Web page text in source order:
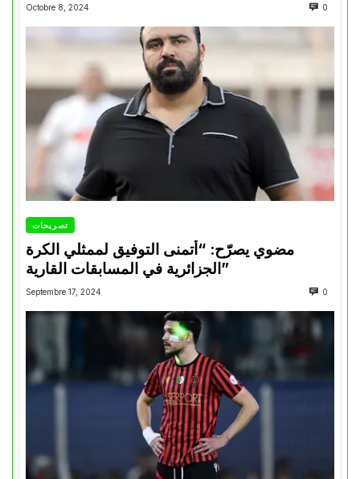
Octobre 8, 2024 0
تصريحات
مضوي يصرّح: “أتمنى التوفيق لممثلي الكرة
الجزائرية في المسابقات القارية”
Septembre 17, 2024 0